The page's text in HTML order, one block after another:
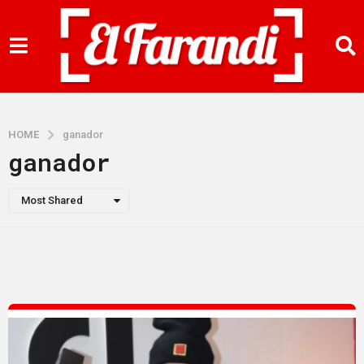
HOME ganador
ganador
Most Shared